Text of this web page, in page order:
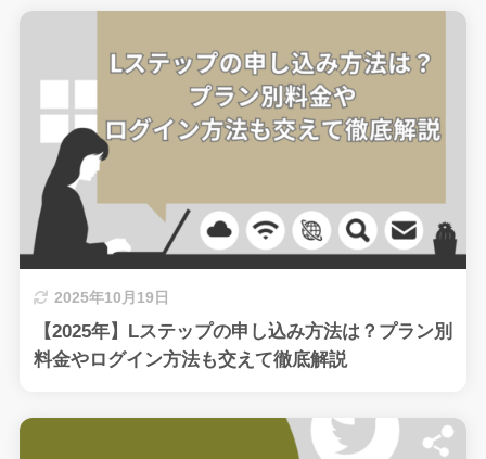
2025年10月19日
【2025年】Lステップの申し込み方法は？プラン別
料金やログイン方法も交えて徹底解説